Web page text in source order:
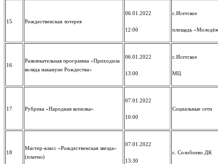
15 Рождественская лотерея
06.01.2022
12:00
с.Исетское
площадь
16
Развлекательная программа «Приходила
коляда накануне Рождества»
06.01.2022
13:00
с.Исетское
МЦ
17 Рубрика «Народная копилка»
07.01.2022
10:00
Социальные сети
18
Мастер-класс «Рождественская звезда»
(платно)
07.01.2022
13:30
с. Солобоево ДК